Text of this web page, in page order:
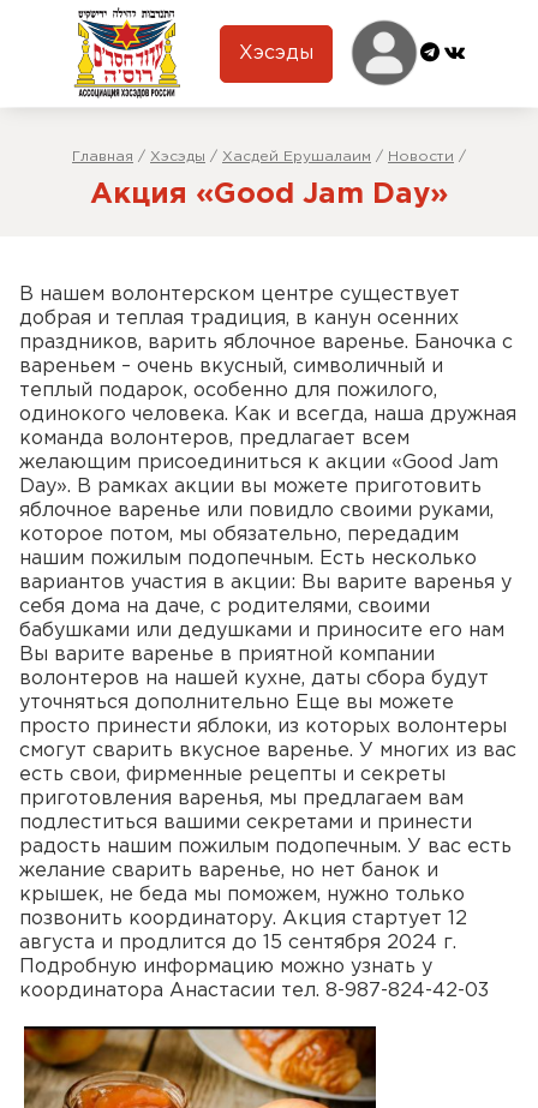
Хэсэды
Главная / Хэсэды / Хасдей Ерушалаим / Новости /
Акция «Good Jam Day»
В нашем волонтерском центре существует
добрая и теплая традиция, в канун осенних
праздников, варить яблочное варенье. Баночка с
вареньем – очень вкусный, символичный и
теплый подарок, особенно для пожилого,
одинокого человека. Как и всегда, наша дружная
команда волонтеров, предлагает всем
желающим присоединиться к акции «Good Jam
Day». В рамках акции вы можете приготовить
яблочное варенье или повидло своими руками,
которое потом, мы обязательно, передадим
нашим пожилым подопечным. Есть несколько
вариантов участия в акции: Вы варите варенья у
себя дома на даче, с родителями, своими
бабушками или дедушками и приносите его нам
Вы варите варенье в приятной компании
волонтеров на нашей кухне, даты сбора будут
уточняться дополнительно Еще вы можете
просто принести яблоки, из которых волонтеры
смогут сварить вкусное варенье. У многих из вас
есть свои, фирменные рецепты и секреты
приготовления варенья, мы предлагаем вам
подлеститься вашими секретами и принести
радость нашим пожилым подопечным. У вас есть
желание сварить варенье, но нет банок и
крышек, не беда мы поможем, нужно только
позвонить координатору. Акция стартует 12
августа и продлится до 15 сентября 2024 г.
Подробную информацию можно узнать у
координатора Анастасии тел. 8-987-824-42-03